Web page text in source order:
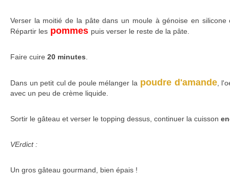
Verser la moitié de la pâte dans un moule à génoise en
Répartir les pommes puis verser le reste de la pâte.
Faire cuire 20 minutes
Dans un petit cul de poule mélanger lapoudre d'amande,
avec un peu de crème liquide.
Sortir le gâteau et verser le topping dessus, continuer la cuisson
VErdict :
Un gros gâteau gourmand, bien épais !